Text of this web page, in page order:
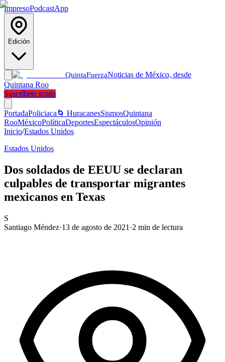
ImpresoPodcastApp
Edición
QuintaFuerzaNoticias de México, desde
Quintana Roo
Suscríbete gratis
PortadaPoliciaca 🌀 HuracanesSismosQuintana
RooMéxicoPolíticaDeportesEspectáculosOpinión
Inicio/Estados Unidos
Estados Unidos
Dos soldados de EEUU se declaran
culpables de transportar migrantes
mexicanos en Texas
S
Santiago Méndez·13 de agosto de 2021 ·2 min de lectura